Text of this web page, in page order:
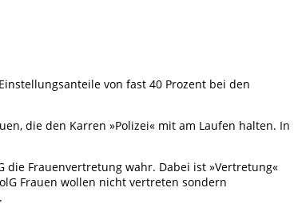
von fast 40 Prozent bei den
die den Karren »Polizei« mit am Laufen halten. In
Frauenvertretung wahr. Dabei ist »Vertretung«
Frauen wollen nicht vertreten sondern